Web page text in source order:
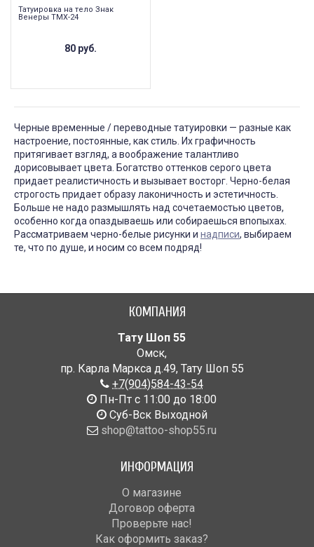
Татуировка на тело Знак
Венеры TMX-24
80 руб.
Черные временные / переводные татуировки — разные как
настроение, постоянные, как стиль. Их графичность
притягивает взгляд, а воображение талантливо
дорисовывает цвета. Богатство оттенков серого цвета
придает реалистичность и вызывает восторг. Черно-белая
строгость придает образу лаконичность и эстетичность.
Больше не надо размышлять над сочетаемостью цветов,
особенно когда опаздываешь или собираешься впопыхах.
Рассматриваем черно-белые рисунки и надписи, выбираем
те, что по душе, и носим со всем подряд!
КОМПАНИЯ
Тату Шоп 55
Омск,
пр. Карла Маркса д.49, Тату Шоп 55
+7(904)584-43-54
Пн-Пт с 11:00 до 18:00
Cуб-Вск Выходной
shop@tattoo-shop55.ru
ИНФОРМАЦИЯ
О магазине
Договор оферта
Проверьте нас!
Как оформить заказ?